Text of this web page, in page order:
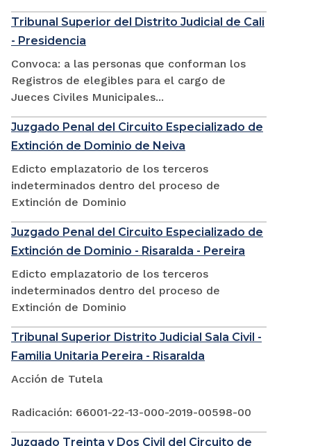
Tribunal Superior del Distrito Judicial de Cali
- Presidencia
Convoca: a las personas que conforman los
Registros de elegibles para el cargo de
Jueces Civiles Municipales...
Juzgado Penal del Circuito Especializado de
Extinción de Dominio de Neiva
Edicto emplazatorio de los terceros
indeterminados dentro del proceso de
Extinción de Dominio
Juzgado Penal del Circuito Especializado de
Extinción de Dominio - Risaralda - Pereira
Edicto emplazatorio de los terceros
indeterminados dentro del proceso de
Extinción de Dominio
Tribunal Superior Distrito Judicial Sala Civil -
Familia Unitaria Pereira - Risaralda
Acción de Tutela
Radicación: 66001-22-13-000-2019-00598-00
Juzgado Treinta y Dos Civil del Circuito de